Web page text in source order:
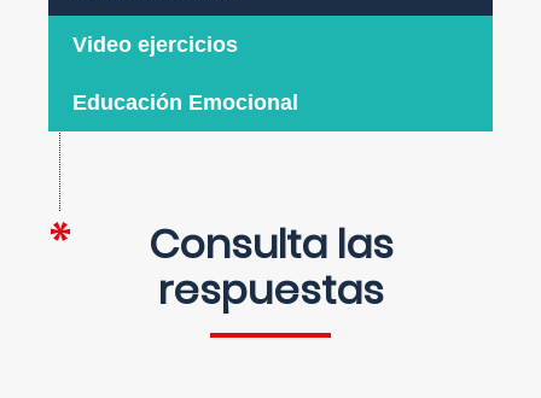
Video ejercicios
Educación Emocional
Consulta las
respuestas